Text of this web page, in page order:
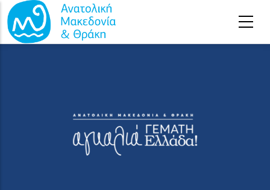
Παράκαμψη προς το κυρίως περιεχόμενο